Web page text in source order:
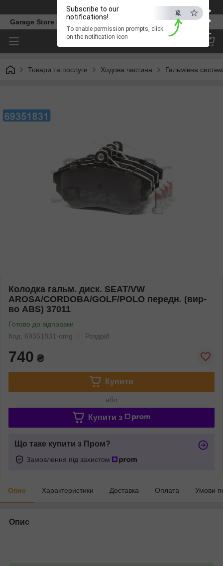
×
ESC
Subscribe to our
notifications!
To enable permission prompts, click
on the notification icon
Телефон
Garage Store – інтернет магазин автозапчастин.
Товари та послуги Ходова частина Гальмівна
Колодка гальм. диск. SEAT/VW
AROSA/CORDOBA/GOLF/POLO передн. (вир-
во ABS) 37011
Готово до відправки
Код: 69351831-omg
Роздріб
740 ₴
Купити
або
Купити з
Що таке купити з Пром?
Замовлення під захистом
Опис Характеристики Доставка Оплата Умови
Опис